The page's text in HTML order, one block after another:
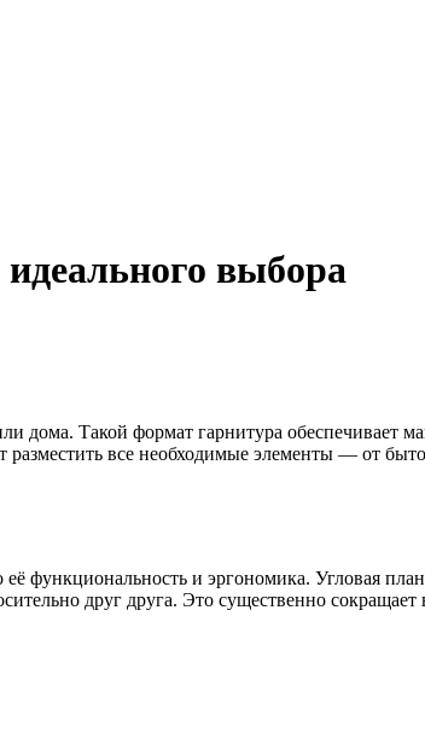
выбора
дома. Такой формат гарнитура обеспечивает
разместить все необходимые элементы — от
функциональность и эргономика. Угловая
друг друга. Это существенно сокращает